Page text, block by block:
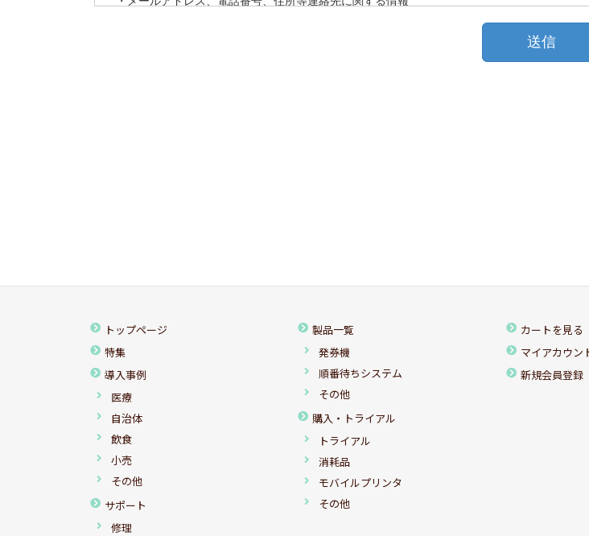
トップページ
特集
導入事例
医療
自治体
飲食
小売
その他
サポート
修理
製品一覧
発券機
順番待ちシステム
その他
購入・トライアル
トライアル
消耗品
モバイルプリンタ
その他
カートを見る
マイアカウン
新規会員登録